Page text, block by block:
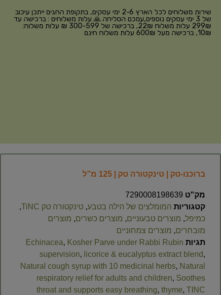
שירות משלוחים לכל הארץ 2-6 ימי עסקים, בתקופת החגים ייתכן עיכוב
של 3 ימי עסקים נוספים,עמכם הסליחה 🙏 עלות משלוחים : ברכישה עד
299₪ עלות משלוח 22₪, ברכישה של 300-599 ₪ עלות משלוח:
10₪, ברכישה מעל 600₪ עלות משלוח חינם
ברוכנו-טק | טינקטורה טק | 125 מ”ל
מק"ט 7290008198639
קטגוריות המומלצים של הילה בטבע, טינקטורה טק TiNC
,
כמיפל, מוצרים טבעוניים, מוצרים כשרים, מוצרים
מובחרים, מוצרים צמחוניים
תגיות
Echinacea, Kosher Parve under Rabbi Rubin
supervision, licorice & eucalyptus extract blend,
Natural cough syrup with 10 medicinal herbs, Natural
respiratory relief for adults and children, Soothes
throat and supports easy breathing, thyme, TINC